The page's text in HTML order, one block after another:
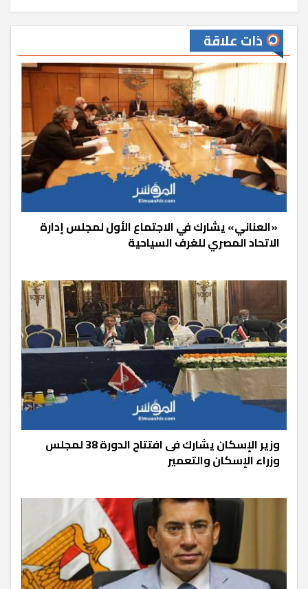
ذات علاقة
«العناني» يشارك في الاجتماع الأول لمجلس إدارة
الاتحاد المصري للغرف السياحية
وزير الإسكان يشارك فى افتتاح الدورة 38 لمجلس
وزراء الإسكان والتعمير